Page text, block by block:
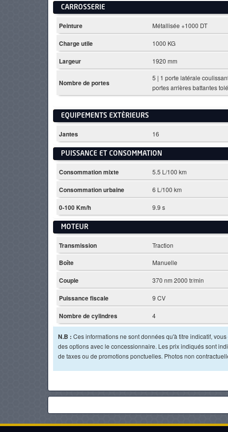
CARROSSERIE
Peinture Métallisée +1000 DT
Charge utile 1000 KG
Largeur 1920 mm
Nombre de portes
5 | 1 porte latérale
portes arrières battantes
EQUIPEMENTS EXTÈRIEURS
Jantes 16
PUISSANCE ET CONSOMMATION
Consommation mixte 5.5 L/100 km
Consommation urbaine 6 L/100 km
0-100 Km/h 9.9 s
MOTEUR
Transmission Traction
Boîte Manuelle
Couple 370 nm 2000 tr/min
Puissance fiscale 9 CV
Nombre de cylindres 4
N.B : Ces informations ne sont données qu'à titre indicatif,
des options avec le concessionnaire. Les prix indiqués sont
de taxes ou de promotions ponctuelles. Photos non